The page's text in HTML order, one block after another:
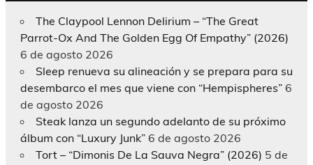
The Claypool Lennon Delirium – “The Great
Parrot-Ox And The Golden Egg Of Empathy” (2026)
6 de agosto 2026
Sleep renueva su alineación y se prepara para su
desembarco el mes que viene con “Hempispheres” 6
de agosto 2026
Steak lanza un segundo adelanto de su próximo
álbum con “Luxury Junk” 6 de agosto 2026
Tort – “Dimonis De La Sauva Negra” (2026) 5 de